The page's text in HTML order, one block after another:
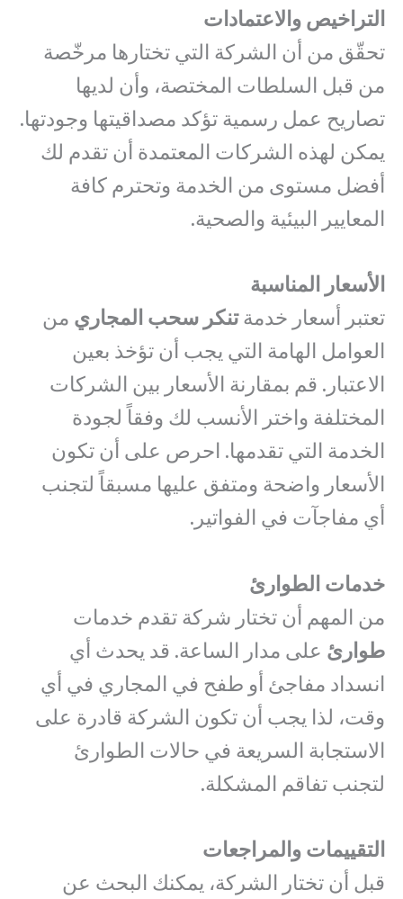
التراخيص والاعتمادات
تحقّق من أن الشركة التي تختارها مرخّصة
من قبل السلطات المختصة، وأن لديها
تصاريح عمل رسمية تؤكد مصداقيتها وجودتها.
يمكن لهذه الشركات المعتمدة أن تقدم لك
أفضل مستوى من الخدمة وتحترم كافة
المعايير البيئية والصحية.
الأسعار المناسبة
تعتبر أسعار خدمةتنكر سحب المجاري من
العوامل الهامة التي يجب أن تؤخذ بعين
الاعتبار. قم بمقارنة الأسعار بين الشركات
المختلفة واختر الأنسب لك وفقاً لجودة
الخدمة التي تقدمها. احرص على أن تكون
الأسعار واضحة ومتفق عليها مسبقاً لتجنب
أي مفاجآت في الفواتير.
خدمات الطوارئ
من المهم أن تختار شركة تقدم خدمات
طوارئ على مدار الساعة. قد يحدث أي
انسداد مفاجئ أو طفح في المجاري في أي
وقت، لذا يجب أن تكون الشركة قادرة على
الاستجابة السريعة في حالات الطوارئ
لتجنب تفاقم المشكلة.
التقييمات والمراجعات
قبل أن تختار الشركة، يمكنك البحث عن